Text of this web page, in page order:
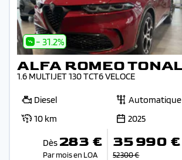
- 31.2%
ALFA ROMEO
1.6 MULTIJET 130 TCT6 VELOCE
Diesel
Automatique
10 km
2025
Dès 283 €
Par mois en LOA
35 990 €
52 300 €